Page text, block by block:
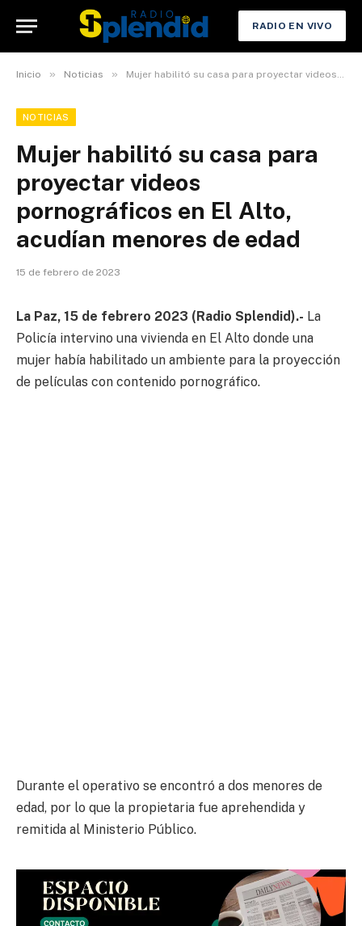
RADIO EN VIVO
Inicio » Noticias » Mujer habilitó su casa para proyectar videos pornográficos en El Alto, acudían menores de edad
NOTICIAS
Mujer habilitó su casa para
proyectar videos
pornográficos en El Alto,
acudían menores de edad
15 de febrero de 2023
La Paz, 15 de febrero 2023 (Radio Splendid).- La
Policía intervino una vivienda en El Alto donde una
mujer había habilitado un ambiente para la proyección
de películas con contenido pornográfico.
Durante el operativo se encontró a dos menores de
edad, por lo que la propietaria fue aprehendida y
remitida al Ministerio Público.